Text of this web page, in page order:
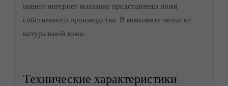
нашем интернет магазине представлены ножи
собственного производства. В комплекте чехол из
натуральной кожи.
Технические характеристики